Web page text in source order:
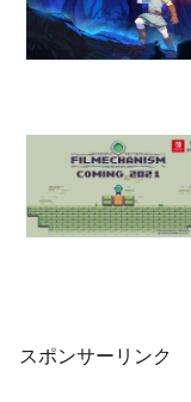
スポンサーリンク